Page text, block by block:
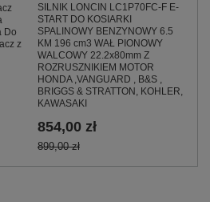
Do
z
SILNIK LONCIN LC1P70FC-F E-
START DO KOSIARKI
SPALINOWY BENZYNOWY 6.5
KM 196 cm3 WAŁ PIONOWY
WALCOWY 22.2x80mm Z
ROZRUSZNIKIEM MOTOR
HONDA ,VANGUARD , B&S ,
BRIGGS & STRATTON, KOHLER,
KAWASAKI
854,00 zł
899,00 zł